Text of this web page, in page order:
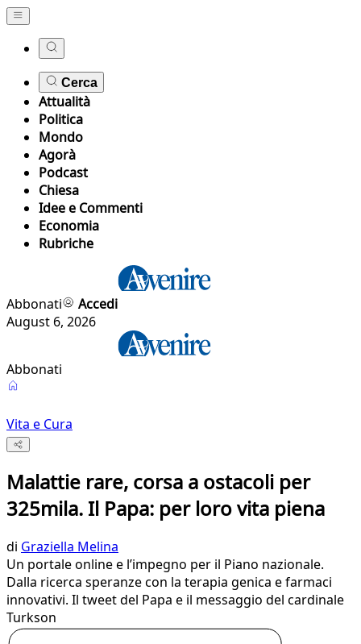
Cerca
Attualità
Politica
Mondo
Agorà
Podcast
Chiesa
Idee e Commenti
Economia
Rubriche
Abbonati
Accedi
August 6, 2026
Abbonati
Vita e Cura
Malattie rare, corsa a ostacoli per
325mila. Il Papa: per loro vita piena
di Graziella Melina
Un portale online e l’impegno per il Piano nazionale.
Dalla ricerca speranze con la terapia genica e farmaci
innovativi. Il tweet del Papa e il messaggio del cardinale
Turkson